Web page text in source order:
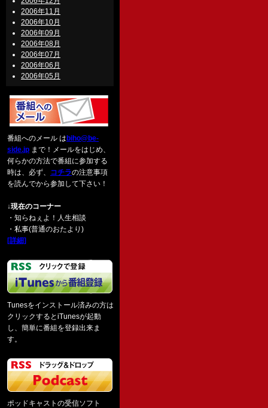
2006年11月
2006年10月
2006年09月
2006年08月
2006年07月
2006年06月
2006年05月
番組へのメール は biho@be-
side.jp まで！メールをはじめ、
何らかの方法で番組に参加する
時は、必ず、 コチラの注意事項
を読んでから参加して下さい！
↓現在のコーナー
・知らねぇよ！人生相談
・私事(普通のおたより)
[詳細]
Tunesをインストール済みの方は
クリックするとiTunesが起動
し、簡単に番組を登録出来ま
す。
ポッドキャストの受信ソフト